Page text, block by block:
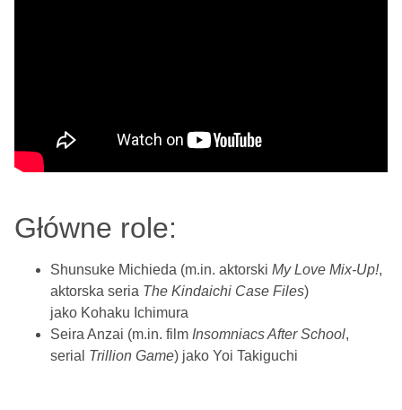
Główne role:
Shunsuke Michieda (m.in. aktorski My Love Mix-Up!,
aktorska seria The Kindaichi Case Files)
jako Kohaku Ichimura
Seira Anzai (m.in. film Insomniacs After School,
serial Trillion Game) jako Yoi Takiguchi